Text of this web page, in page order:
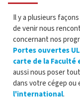
Il y a plusieurs
de venir nous
concernant nos
Portes ouvertes UL
carte de la
aussi nous poser
dans votre cégep ou
l'international.